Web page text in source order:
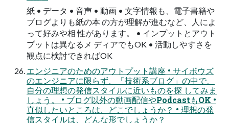
紙 • データ • 音声 • 動画 • 文字情報も、電子書籍や
ブログよりも紙の本 の方が理解が進むなど、人によ
って好みや相 性があります。 • インプットとアウト
プットは異なるメ ディアでもOK • 活動しやすさを
観点に検討できればOK
エンジニアのためのアウトプット講座 • サイボウズ
のエンジニアに限らず、「技術系ブログ」の中で、
自分の理想の発信スタイルに近いものを探 してみま
しょう。 • ブログ以外の動画配信やPodcastもOK •
真似したいところは、どこでしょうか？ • 理想の発
信スタイルは、どんな形でしょうか？